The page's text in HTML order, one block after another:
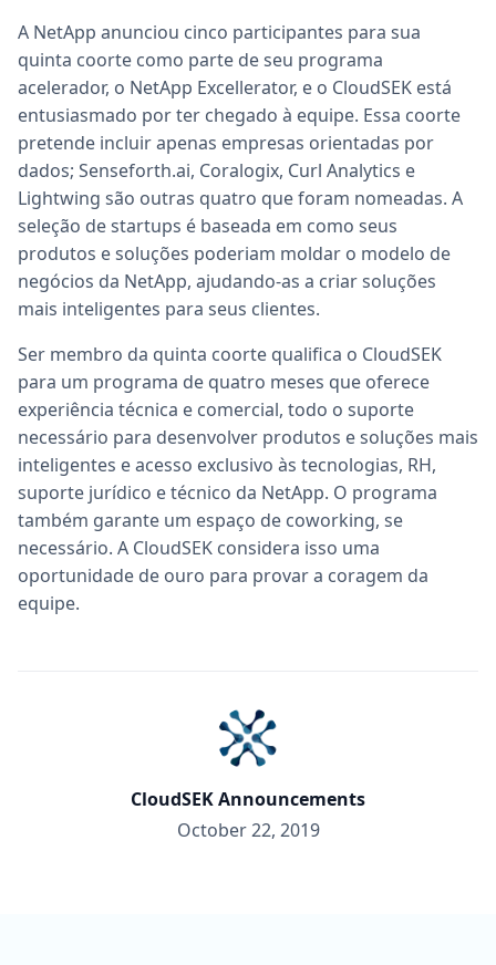
A NetApp anunciou cinco participantes para sua
quinta coorte como parte de seu programa
acelerador, o NetApp Excellerator, e o CloudSEK está
entusiasmado por ter chegado à equipe. Essa coorte
pretende incluir apenas empresas orientadas por
dados; Senseforth.ai, Coralogix, Curl Analytics e
Lightwing são outras quatro que foram nomeadas. A
seleção de startups é baseada em como seus
produtos e soluções poderiam moldar o modelo de
negócios da NetApp, ajudando-as a criar soluções
mais inteligentes para seus clientes.
Ser membro da quinta coorte qualifica o CloudSEK
para um programa de quatro meses que oferece
experiência técnica e comercial, todo o suporte
necessário para desenvolver produtos e soluções mais
inteligentes e acesso exclusivo às tecnologias, RH,
suporte jurídico e técnico da NetApp. O programa
também garante um espaço de coworking, se
necessário. A CloudSEK considera isso uma
oportunidade de ouro para provar a coragem da
equipe.
CloudSEK Announcements
October 22, 2019